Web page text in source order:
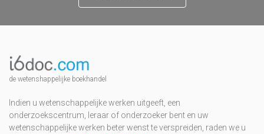
de wetenshappelijke boekhandel
Indien u wetenschappelijke werken uitgeeft, een
onderzoekscentrum, leraar of onderzoeker bent en uw
wetenschappelijke werken beter wenst te verspreiden, raden we u